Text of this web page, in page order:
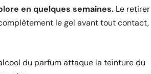
en quelques semaines. Le retirer
le gel avant tout contact,
du parfum attaque la teinture du